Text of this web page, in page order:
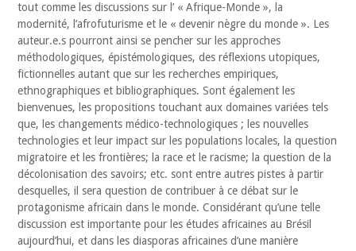
tout comme les discussions sur l’ « Afrique-Monde », la
modernité, l’afrofuturisme et le « devenir nègre du monde ». Les
auteur.e.s pourront ainsi se pencher sur les approches
méthodologiques, épistémologiques, des réflexions utopiques,
fictionnelles autant que sur les recherches empiriques,
ethnographiques et bibliographiques. Sont également les
bienvenues, les propositions touchant aux domaines variées tels
que, les changements médico-technologiques ; les nouvelles
technologies et leur impact sur les populations locales, la question
migratoire et les frontières; la race et le racisme; la question de la
décolonisation des savoirs; etc. sont entre autres pistes à partir
desquelles, il sera question de contribuer à ce débat sur le
protagonisme africain dans le monde. Considérant qu’une telle
discussion est importante pour les études africaines au Brésil
aujourd’hui, et dans les diasporas africaines d’une manière